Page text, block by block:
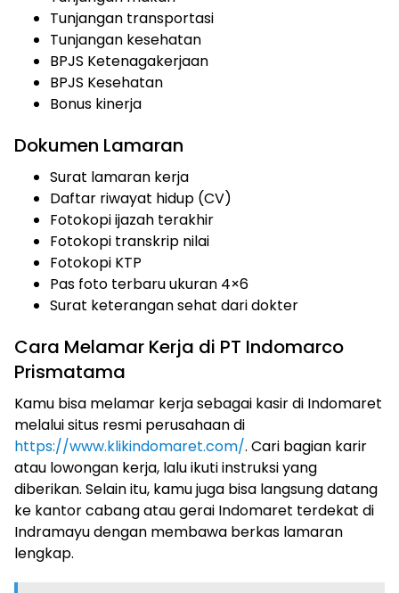
Tunjangan transportasi
Tunjangan kesehatan
BPJS Ketenagakerjaan
BPJS Kesehatan
Bonus kinerja
Dokumen Lamaran
Surat lamaran kerja
Daftar riwayat hidup (CV)
Fotokopi ijazah terakhir
Fotokopi transkrip nilai
Fotokopi KTP
Pas foto terbaru ukuran 4×6
Surat keterangan sehat dari dokter
Cara Melamar Kerja di PT Indomarco
Prismatama
Kamu bisa melamar kerja sebagai kasir di Indomaret
melalui situs resmi perusahaan di
https://www.klikindomaret.com/. Cari bagian karir
atau lowongan kerja, lalu ikuti instruksi yang
diberikan. Selain itu, kamu juga bisa langsung datang
ke kantor cabang atau gerai Indomaret terdekat di
Indramayu dengan membawa berkas lamaran
lengkap.